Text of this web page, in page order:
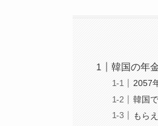
韓国の年
2057
韓国
もら